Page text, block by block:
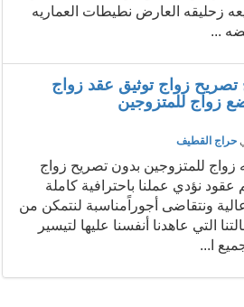
زحليقه العارض نطيطات العماريه
...
تصريح زواج توثيق عقد زواج
زواج للمتزوجين
حراج القطيف
زواج للمتزوجين بدون تصريح زواج
نؤدي عملنا باحترافية كاملة
ونتقاضى أجوراًمناسبة لنتمكن من
التي عاهدنا أنفسنا عليها لتيسير
ا...